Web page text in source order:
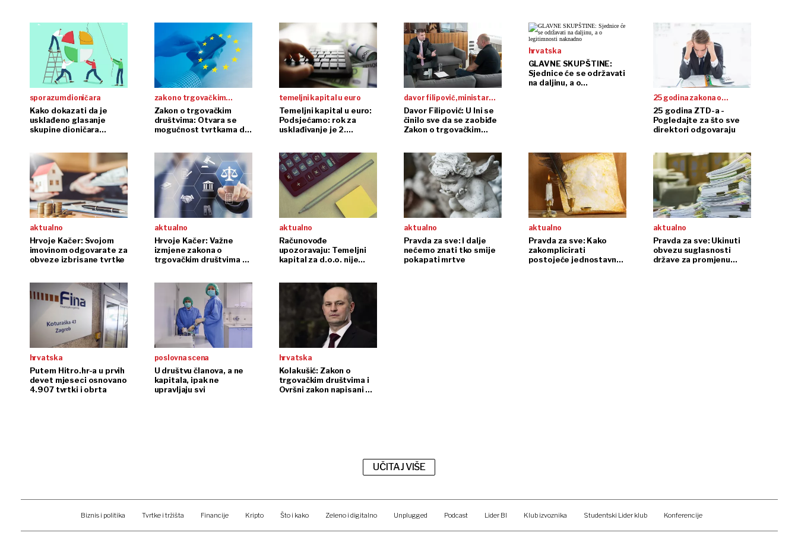
sporazum dioničara
Kako dokazati da je
usklađeno glasanje
skupine dioničara
zakon o trgovačkim
društvima
Zakon o trgovačkim
društvima: Otvara se
mogućnost tvrtkama da
temeljni kapital u euro
Temeljni kapital u euro:
Podsjećamo: rok za
usklađivanje je 2.
davor filipović, ministar
gospodarstva i održivog
razvoja:
Davor Filipović: U Ini se
činilo sve da se zaobiđe
Zakon o trgovačkim
hrvatska
GLAVNE SKUPŠTINE:
Sjednice će se održavati
na daljinu, a o
25 godina zakona o
trgovačkim društvima
25 godina ZTD-a -
Pogledajte za što sve
direktori odgovaraju
aktualno
Hrvoje Kačer: Svojom
imovinom odgovarate za
obveze izbrisane tvrtke
aktualno
Hrvoje Kačer: Važne
izmjene zakona o
trgovačkim društvima u
aktualno
Računovođe
upozoravaju: Temeljni
kapital za d.o.o. nije
aktualno
Pravda za sve: I dalje
nećemo znati tko smije
pokapati mrtve
aktualno
Pravda za sve: Kako
zakomplicirati
postojeće jednostavno
aktualno
Pravda za sve: Ukinuti
obvezu suglasnosti
države za promjenu
hrvatska
Putem Hitro.hr-a u prvih
devet mjeseci osnovano
4.907 tvrtki i obrta
poslovna scena
U društvu članova, a ne
kapitala, ipak ne
upravljaju svi
hrvatska
Kolakušić: Zakon o
trgovačkim društvima i
Ovršni zakon napisani su
UČITAJ VIŠE
Biznis i politika Tvrtke i tržišta Financije Kripto Što i kako Zeleno i digitalno Unplugged Podcast Lider BI Klub izvoznika Studentski Lider klub Konferencije